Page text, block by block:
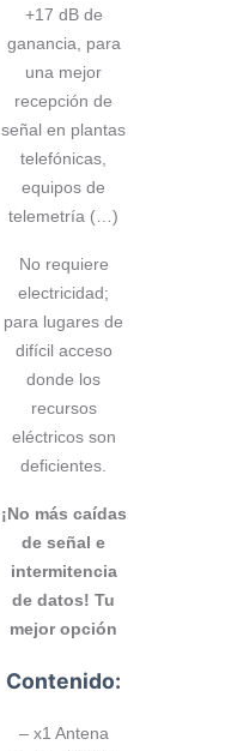
+17 dB de
ganancia, para
una mejor
recepción de
señal en plantas
telefónicas,
equipos de
telemetría (…)
No requiere
electricidad;
para lugares de
difícil acceso
donde los
recursos
eléctricos son
deficientes.
¡No más caídas
de señal e
intermitencia
de datos! Tu
mejor opción
Contenido:
– x1 Antena